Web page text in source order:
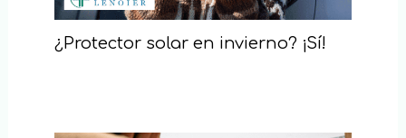
¿Protector solar en invierno? ¡Sí!